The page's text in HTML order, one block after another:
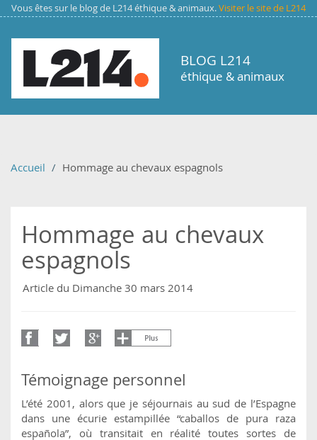
Aller au contenu principal
Vous êtes sur le blog de L214 éthique & animaux.Visiter le site de L214
BLOG L214
éthique & animaux
Accueil Hommage au chevaux espagnols
Hommage au chevaux
espagnols
Article du Dimanche 30 mars 2014
Témoignage personnel
L’été 2001, alors que je séjournais au sud de l’Espagne
dans une écurie estampillée “caballos de pura raza
española”, où transitait en réalité toutes sortes de